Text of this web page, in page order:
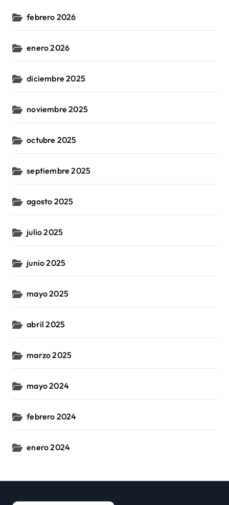
febrero 2026
enero 2026
diciembre 2025
noviembre 2025
octubre 2025
septiembre 2025
agosto 2025
julio 2025
junio 2025
mayo 2025
abril 2025
marzo 2025
mayo 2024
febrero 2024
enero 2024